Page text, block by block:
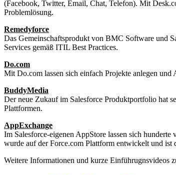
(Facebook, Twitter, Email, Chat, Telefon). Mit
Problemlösung.
Remedyforce
Das Gemeinschaftsprodukt von BMC Software und
Services gemäß ITIL Best Practices.
Do.com
Mit Do.com lassen sich einfach Projekte anlegen
BuddyMedia
Der neue Zukauf im Salesforce Produktportfolio hat
Plattformen.
AppExchange
Im Salesforce-eigenen AppStore lassen sich
wurde auf der Force.com Plattform entwickelt und ist
Weitere Informationen und kurze Einführugnsvideos